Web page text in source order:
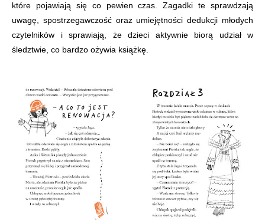
które pojawiają się co pewien czas. Zagadki te sprawdzają
uwagę, spostrzegawczość oraz umiejętności dedukcji młodych
czytelników i sprawiają, że dzieci aktywnie biorą udział w
śledztwie, co bardzo ożywia książkę.